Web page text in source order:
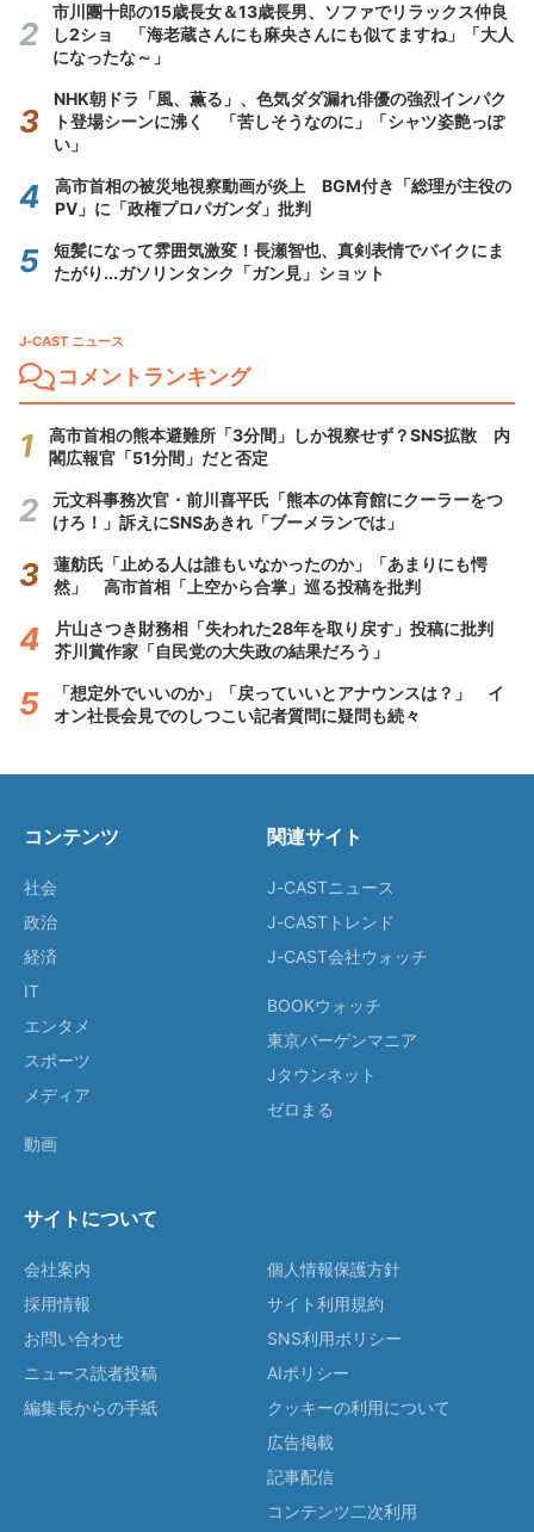
市川團十郎の15歳長女＆13歳長男、ソファでリラックス仲良
し2ショ 「海老蔵さんにも麻央さんにも似てますね」「大人
になったな～」
NHK朝ドラ「風、薫る」、色気ダダ漏れ俳優の強烈インパク
ト登場シーンに沸く 「苦しそうなのに」「シャツ姿艶っぽ
い」
高市首相の被災地視察動画が炎上 BGM付き「総理が主役の
PV」に「政権プロパガンダ」批判
短髪になって雰囲気激変！長瀬智也、真剣表情でバイクにま
たがり...ガソリンタンク「ガン見」ショット
J-CAST ニュース
コメントランキング
高市首相の熊本避難所「3分間」しか視察せず？SNS拡散 内
閣広報官「51分間」だと否定
元文科事務次官・前川喜平氏「熊本の体育館にクーラーをつ
けろ！」訴えにSNSあきれ「ブーメランでは」
蓮舫氏「止める人は誰もいなかったのか」「あまりにも愕
然」 高市首相「上空から合掌」巡る投稿を批判
片山さつき財務相「失われた28年を取り戻す」投稿に批判
芥川賞作家「自民党の大失政の結果だろう」
「想定外でいいのか」「戻っていいとアナウンスは？」 イ
オン社長会見でのしつこい記者質問に疑問も続々
コンテンツ
社会
政治
経済
IT
エンタメ
スポーツ
メディア
動画
関連サイト
J-CASTニュース
J-CASTトレンド
J-CAST会社ウォッチ
BOOKウォッチ
東京バーゲンマニア
Jタウンネット
ゼロまる
サイトについて
会社案内
採用情報
お問い合わせ
ニュース読者投稿
編集長からの手紙
個人情報保護方針
サイト利用規約
SNS利用ポリシー
AIポリシー
クッキーの利用について
広告掲載
記事配信
コンテンツ二次利用